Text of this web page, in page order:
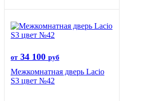
от 34 100 руб
Межкомнатная дверь Lacio
S3 цвет №42